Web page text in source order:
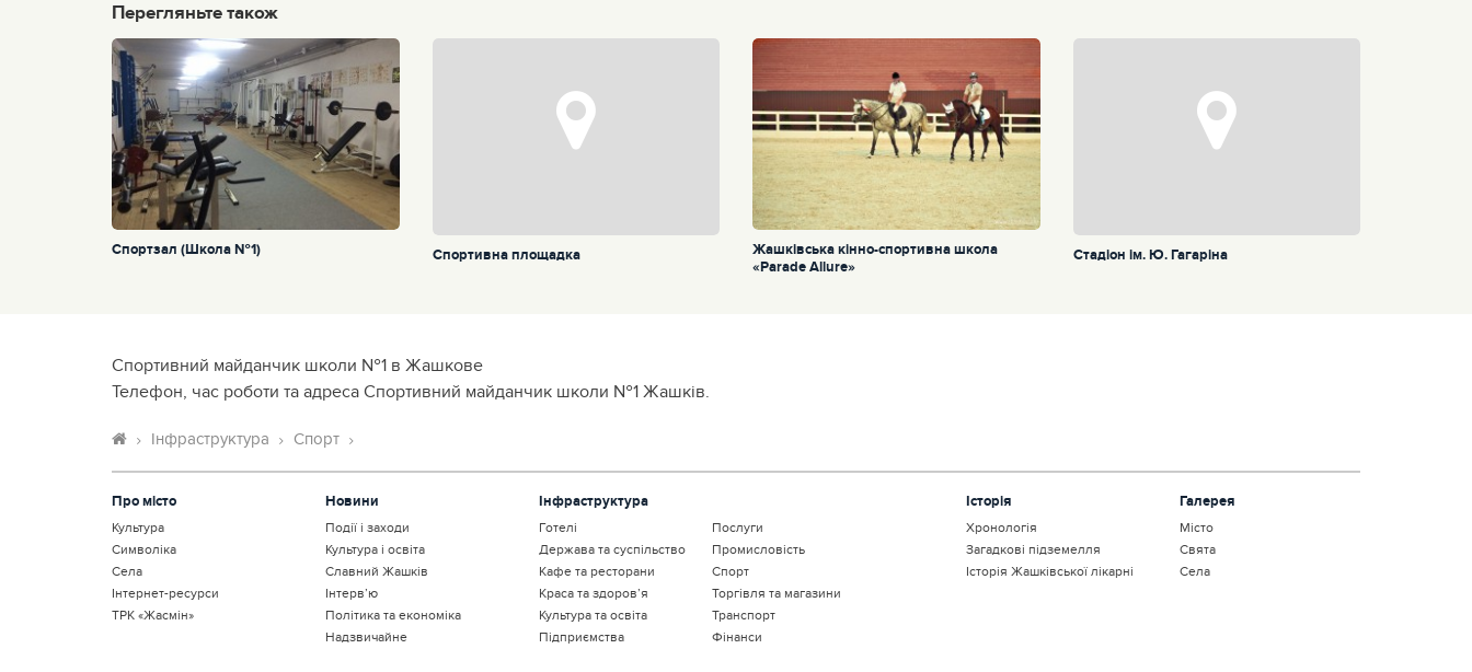
Перегляньте також
Спортзал (Школа №1) Спортивна площадка
Жашківська кінно-спортивна школа
«Parade Allure»
Стадіон ім. Ю. Гагаріна
Спортивний майданчик школи №1 в Жашкове
Телефон, час роботи та адреса Спортивний майданчик школи №1 Жашків.
Інфраструктура Спорт
Про місто
Культура
Символіка
Села
Інтернет-ресурси
ТРК «Жасмін»
Новини
Події і заходи
Культура і освіта
Славний Жашків
Інтерв’ю
Політика та економіка
Надзвичайне
Інфраструктура
Готелі
Держава та суспільство
Кафе та ресторани
Краса та здоров’я
Культура та освіта
Підприємства
Послуги
Промисловість
Спорт
Торгівля та магазини
Транспорт
Фінанси
Історія
Хронологія
Загадкові підземелля
Історія Жашківської лікарні
Галерея
Місто
Свята
Села